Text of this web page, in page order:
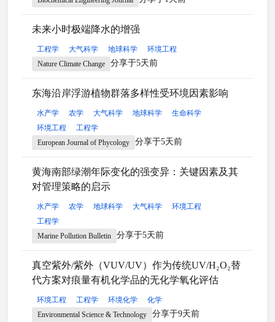
未来小时极端降水的增强
工程学 大气科学 地球科学
环境工程
Nature Climate Change
分享于5天前
东海沿岸浮游植物群落多样性受环境因素影响
水产学 农学 大气科学 地球科学
生命科学
环境工程
工程学
European Journal of Phycology
分享于5天前
黄海南部绿潮年际变化的强变异：关键因素及其
对管理策略的启示
水产学 农学 地球科学 大气科学
环境工程
工程学
Marine Pollution Bulletin
分享于5天前
真空紫外/紫外（VUV/UV）作为传统UV/H₂O₂替
代方案对痕量有机化学品的无化学氧化评估
环境工程 工程学 环境化学
化学
Environmental Science & Technology
分享于9天前